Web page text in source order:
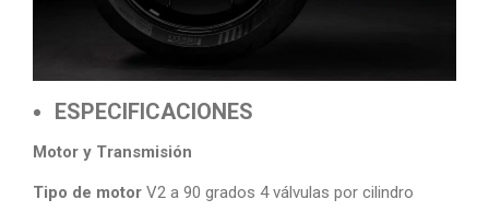
ESPECIFICACIONES
Motor y Transmisión
Tipo de motor V2 a 90 grados 4 válvulas por cilindro